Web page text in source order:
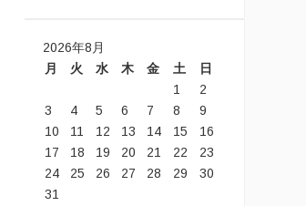
2026年8月
月
火 水 木 金 土 日
1
2
3
4 5 6 7 8
9
10
11 12 13 14 15
16
17
18 19 20 21 22
23
24
25 26 27 28 29
30
31